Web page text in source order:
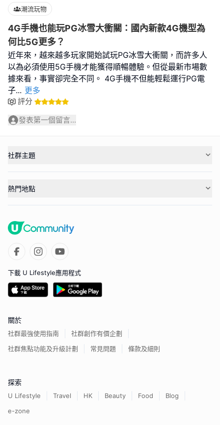
潮流玩物
4G手機也能玩PG冰雪大衝關：國內新款4G機型為
何比5G更多？
近年來，越來越多玩家開始試玩PG冰雪大衝關，而許多人
以為必須使用5G手機才能獲得順暢體驗。但從最新市場數
據來看，事實卻完全不同。 4G手機不但能輕鬆運行PG電
子... 更多
評分
發表第一個留言...
社群主題
熱門地點
下載 U Lifestyle應用程式
關於
社群最強使用指南
社群創作有價企劃
社群焦點功能及升級計劃
常見問題 條款及細則
探索
U Lifestyle Travel HK Beauty Food
Blog
e-zone